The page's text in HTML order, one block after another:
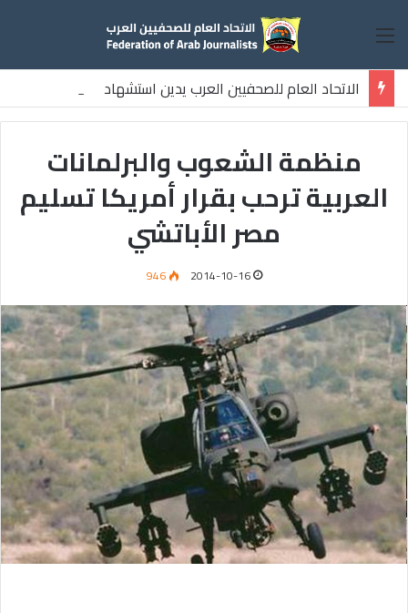
القائمة
الاتحاد العام للصحفيين العرب يدين استشهاد
ثلاثة صحفيين فلسطينيين باستهداف إسرائيلي وسط قطاع غزة
منظمة الشعوب والبرلمانات
العربية ترحب بقرار أمريكا تسليم
مصر الأباتشي
2014-10-16
946